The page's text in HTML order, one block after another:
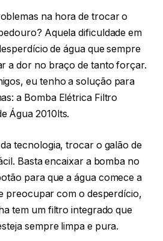
na hora de trocar o
Aquela dificuldade em
de água que sempre
a dor no braço de tanto forçar.
eu tenho a solução para
a Bomba Elétrica Filtro
Água 2010lts.
tecnologia, trocar o galão de
Basta encaixar a bomba no
para que a água comece a
preocupar com o desperdício,
tem um filtro integrado que
sempre limpa e pura.